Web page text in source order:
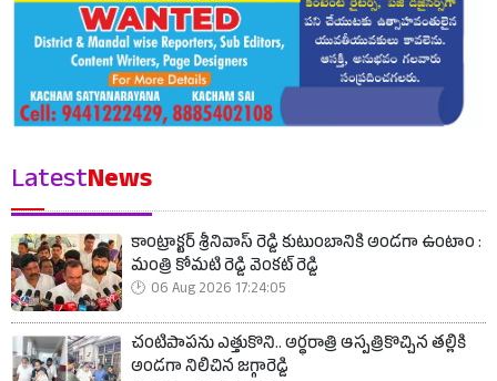
LatestNews
కాంట్రాక్టర్ శ్రీనివాస్ రెడ్డి కుటుంబానికి అండగా ఉంటాం :
మంత్రి కోమటి రెడ్డి వెంకట్ రెడ్డి
06 Aug 2026 17:24:05
చంటిపాపను ఎత్తుకొని.. అర్ధరాత్రి ఆస్పత్రికొచ్చిన తల్లికి
అండగా నిలిచిన జగ్గారెడ్డి